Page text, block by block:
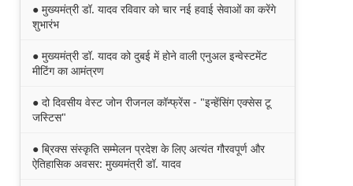
● मुख्यमंत्री डॉ. यादव रविवार को चार नई हवाई सेवाओं का करेंगे
शुभारंभ
● मुख्यमंत्री डॉ. यादव को दुबई में होने वाली एनुअल इन्वेस्टमेंट
मीटिंग का आमंत्रण
● दो दिवसीय वेस्ट जोन रीजनल कॉन्फ्रेंस - "इन्हेंसिंग एक्सेस टू
जस्टिस"
● ब्रिक्स संस्कृति सम्मेलन प्रदेश के लिए अत्यंत गौरवपूर्ण और
ऐतिहासिक अवसर: मुख्यमंत्री डॉ. यादव